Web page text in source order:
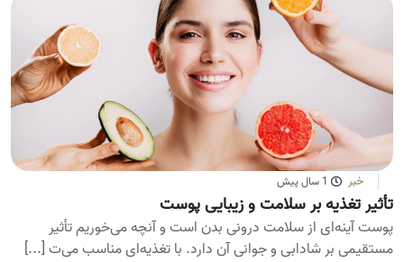
خبر 1 سال پیش
تأثیر تغذیه بر سلامت و زیبایی پوست
پوست آینه‌ای از سلامت درونی بدن است و آنچه می‌خوریم تأثیر
مستقیمی بر شادابی و جوانی آن دارد. با تغذیه‌ای مناسب می‌ت [...]